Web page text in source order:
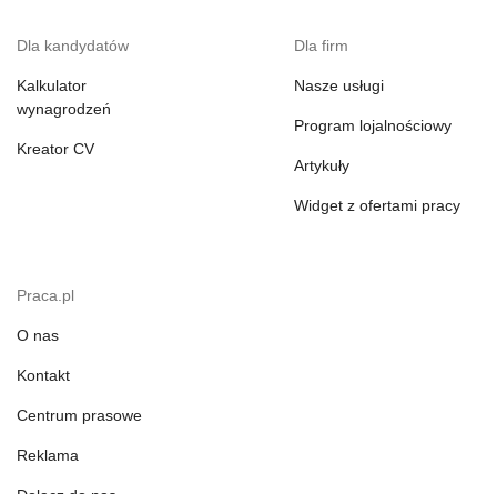
Dla kandydatów
Kalkulator
wynagrodzeń
Kreator CV
Dla firm
Nasze usługi
Program lojalnościowy
Artykuły
Widget z ofertami pracy
Praca.pl
O nas
Kontakt
Centrum prasowe
Reklama